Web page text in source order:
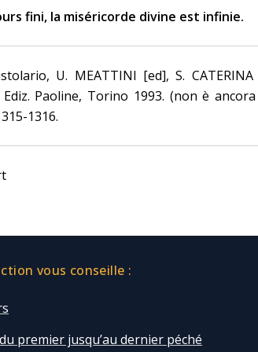
fini, la miséricorde divine est infinie.
U. MEATTINI [ed], S. CATERINA
Ediz. Paoline, Torino 1993. (non è
1316.
vous conseille :
premier jusqu’au dernier péché